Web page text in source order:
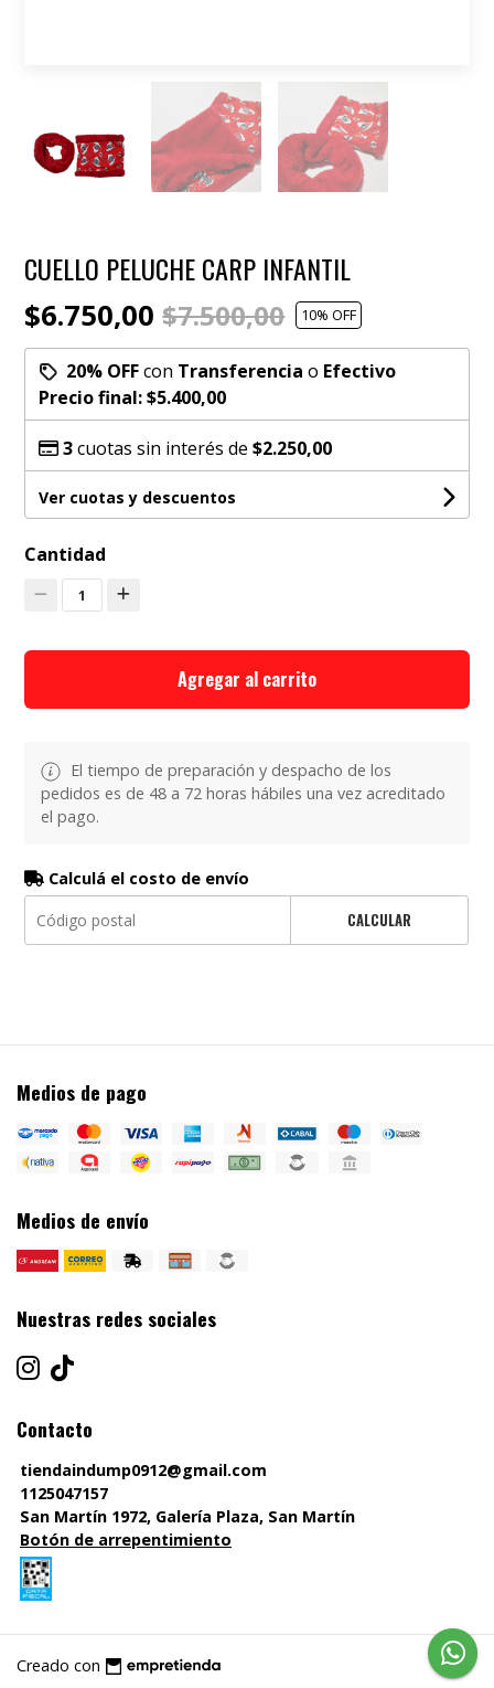
CUELLO PELUCHE CARP INFANTIL
$6.750,00$7.500,00 10% OFF
20% OFFcon Transferencia o Efectivo
Precio final:$5.400,00
3cuotas sin interés de$2.250,00
Ver cuotas y descuentos
Cantidad
1
Agregar al carrito
El tiempo de preparación y despacho de los
pedidos es de 48 a 72 horas hábiles una vez acreditado
el pago.
Calculá el costo de envío
CALCULAR
Medios de pago
Medios de envío
Nuestras redes sociales
Contacto
tiendaindump0912@gmail.com
1125047157
San Martín 1972, Galería Plaza, San Martín
Botón de arrepentimiento
Creado con